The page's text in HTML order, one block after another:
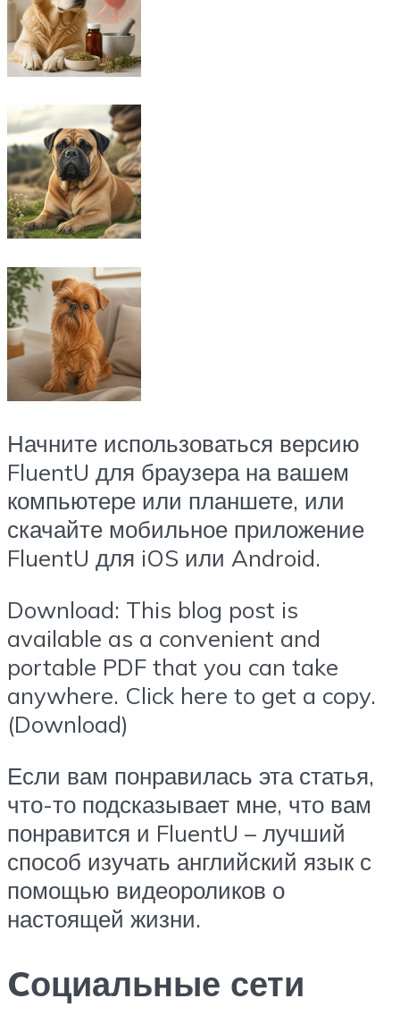
Начните использоваться версию
FluentU для браузера на вашем
компьютере или планшете, или
скачайте мобильное приложение
FluentU для iOS или Android.
Download: This blog post is
available as a convenient and
portable PDF that you can take
anywhere. Click here to get a copy.
(Download)
Если вам понравилась эта статья,
что-то подсказывает мне, что вам
понравится и FluentU – лучший
способ изучать английский язык с
помощью видеороликов о
настоящей жизни.
Cоциальные сети